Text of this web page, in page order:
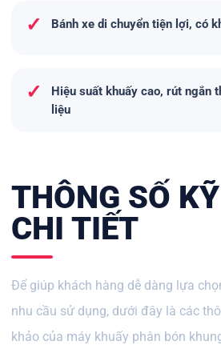
✓ Bánh xe di chuyển tiện lợi, có
✓
Hiệu suất khuấy cao, rút ngắn
liệu
THÔNG SỐ
CHI TIẾT
Để giúp khách hàng dễ dàng lựa
nhu cầu sử dụng, dưới đây là các
khảo của máy khuấy phân bón